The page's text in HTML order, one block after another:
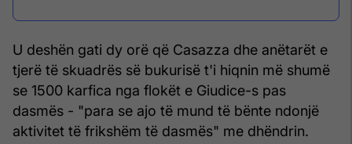
U deshën gati dy orë që Casazza dhe anëtarët e
tjerë të skuadrës së bukurisë t'i hiqnin më shumë
se 1500 karfica nga flokët e Giudice-s pas
dasmës - "para se ajo të mund të bënte ndonjë
aktivitet të frikshëm të dasmës" me dhëndrin.